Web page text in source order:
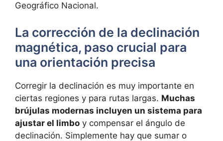
Geográfico Nacional.
La corrección de la declinación
magnética, paso crucial para
una orientación precisa
Corregir la declinación es muy importante en
ciertas regiones y para rutas largas. Muchas
brújulas modernas incluyen un sistema para
ajustar el limbo y compensar el ángulo de
declinación. Simplemente hay que sumar o